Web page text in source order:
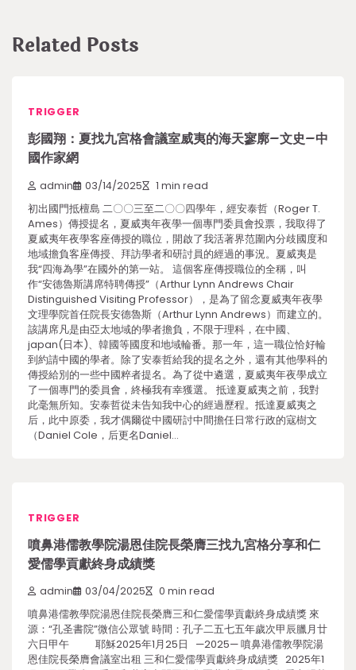
Related Posts
TRIGGER
彭國翔：夏找九宮格會議室威夷的海天寥廓–文史–中
國作家網
admin 03/14/2025 1 min read
初出國門抵檀島 二〇〇三至二〇〇四學年，經安泰哲（Roger T.
Ames）傳授提名，夏威夷年夜學一個專門委員會投票，我取得了
夏威夷年夜學客座傳授的職位，開啟了我活著界范圍內分歧國度和
地域擔負客座傳授、拜訪學者和研討員的經過的事況。夏威夷是
我“四海為學”在國外的第一站。 這個客座傳授職位的全稱，叫
作“安德魯斯講席特聘傳授”（Arthur Lynn Andrews Chair
Distinguished Visiting Professor），是為了留念夏威夷年夜學
文理學院首任院長安德魯斯（Arthur Lynn Andrews）而建立的。
該講席凡是由亞太地域的學者擔負，不限于理科，在中國、
japan(日本)、韓國等國度和地域輪番。那一年，這一職位恰好輪
到約請中國的學者。除了安泰哲給我的提名之外，還有其他學科的
傳授給別的一些中國粹者提名。為了從中遴選，夏威夷年夜學成立
了一個專門的委員會，終極我有幸獲選。 抵達夏威夷之前，我對
此毫無所知。安泰哲從未告知我中心的經過歷程。抵達夏威夷之
后，此中原委，我才偶爾從中國研討中間擔任日常行政的寇樹文
（Daniel Cole，后更名Daniel…
TRIGGER
噴鼻港儒教學院湯恩佳院長榮膺三找九宮格分享和仁
愛儒學貢獻終身成績獎
admin 03/04/2025 0 min read
噴鼻港儒教學院湯恩佳院長榮膺三和仁愛儒學貢獻終身成績獎 來
源：“孔圣書院”微信公眾號 時間：孔子二五七五年歲次甲辰臘月廿
六日甲午 耶穌2025年1月25日 —2025— 噴鼻港儒教學院湯
恩佳院長榮膺會議室出租 三和仁愛儒學貢獻終身成績獎 2025年1